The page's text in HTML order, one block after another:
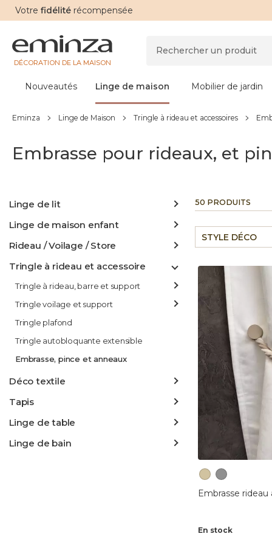
Votre fidélité récompensée
DÉCORATION DE LA MAISON
Nouveautés Linge de maison Mobilier de jardin
Eminza Linge de Maison Tringle à rideau et accessoires
Embrasse pour rideaux, et
Linge de lit
Linge de maison enfant
Rideau / Voilage / Store
Tringle à rideau et accessoire
Tringle à rideau, barre et support
Tringle voilage et support
Tringle plafond
Tringle autobloquante extensible
Embrasse, pince et anneaux
Déco textile
Tapis
Linge de table
Linge de bain
50 PRODUITS
STYLE DÉCO
Embrasse
En stock